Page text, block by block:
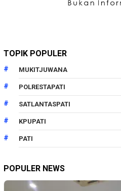
TOPIK POPULER
MUKITJUWANA
POLRESTAPATI
SATLANTASPATI
KPUPATI
PATI
POPULER NEWS